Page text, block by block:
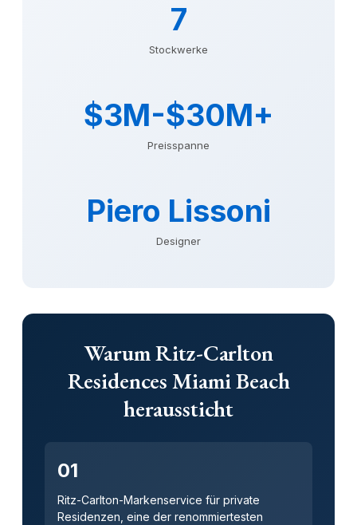
7
Stockwerke
$3M-$30M+
Preisspanne
Piero Lissoni
Designer
Warum Ritz-Carlton
Residences Miami Beach
heraussticht
01
Ritz-Carlton-Markenservice für private
Residenzen, eine der renommiertesten